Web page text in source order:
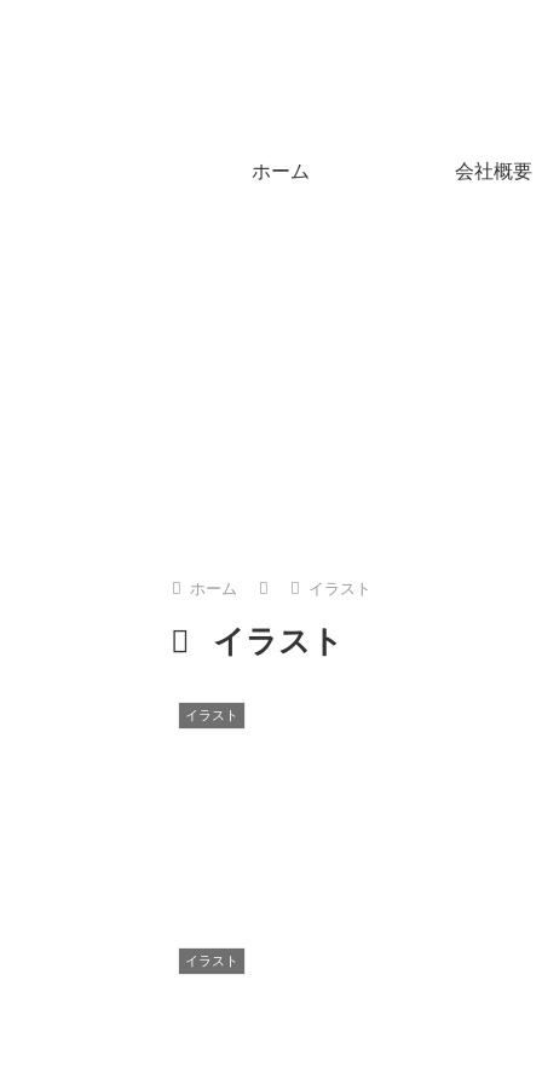
ホーム 会社概要
ホーム イラスト
イラスト
イラスト
イラスト